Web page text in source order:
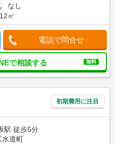
なし
㎡
電話で問合せ
で相談する 無料
初期費用に注目
駅 徒歩5分
水道町